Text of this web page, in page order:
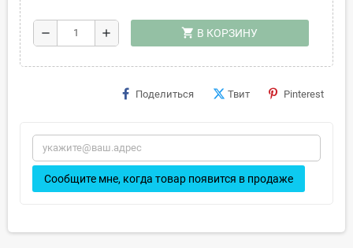
remove add shopping_cart В КОРЗИНУ
Поделиться Твит Pinterest
Сообщите мне, когда товар появится в продаже